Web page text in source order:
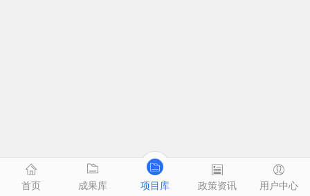
首页 成果库 项目库 政策资讯 用户中心